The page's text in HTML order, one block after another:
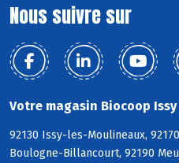
Nous suivre sur
Votre magasin Biocoop
92130 Issy-les-Moulineaux,
Boulogne-Billancourt, 92190